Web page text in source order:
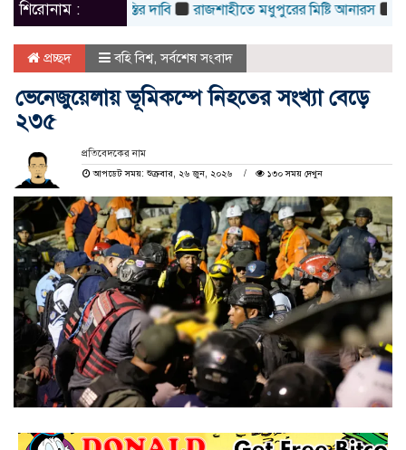
শিরোনাম :
শাস্তির দাবি রাজশাহীতে মধুপুরের মিষ্টি আনারস হাসিনা কার্ড
প্রচ্ছদ বহি বিশ্ব,সর্বশেষ সংবাদ
ভেনেজুয়েলায় ভূমিকম্পে নিহতের সংখ্যা বেড়ে
২৩৫
প্রতিবেদকের নাম
আপডেট সময়: শুক্রবার, ২৬ জুন, ২০২৬
১৩০ সময় দেখুন